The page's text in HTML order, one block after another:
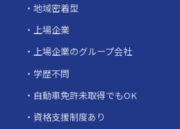
地域密着型
上場企業
上場企業のグループ会社
学歴不問
自動車免許未取得でもOK
資格支援制度あり